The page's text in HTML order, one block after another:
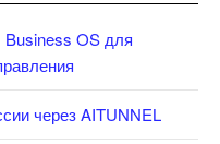
OS для
через AITUNNEL